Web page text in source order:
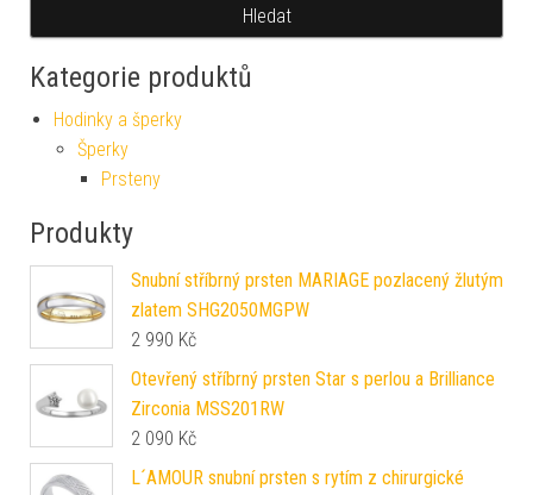
Hledat
Kategorie produktů
Hodinky a šperky
Šperky
Prsteny
Produkty
Snubní stříbrný prsten MARIAGE pozlacený žlutým
zlatem SHG2050MGPW
2 990 Kč
Otevřený stříbrný prsten Star s perlou a Brilliance
Zirconia MSS201RW
2 090 Kč
L´AMOUR snubní prsten s rytím z chirurgické